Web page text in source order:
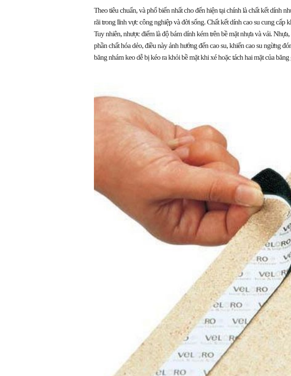
Theo tiêu chuẩn, và phổ biến nhất cho đến hiện tại chính là chất kết dính
rãi trong lĩnh vực công nghiệp và đời sống. Chất kết dính cao su cung cấp
Tuy nhiên, nhược điểm là độ bám dính kém trên bề mặt nhựa và vải.
phần chất hóa dẻo, điều này ảnh hưởng đến cao su, khiến cao su ngừng
băng nhám keo dễ bị kéo ra khỏi bề mặt khi xé hoặc tách hai mặt của băng